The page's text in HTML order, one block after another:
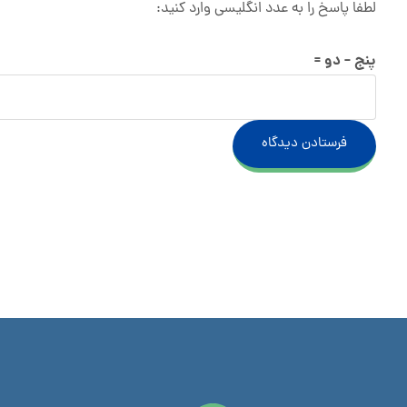
لطفا پاسخ را به عدد انگلیسی وارد کنید:
پنج − دو =
فرستادن دیدگاه